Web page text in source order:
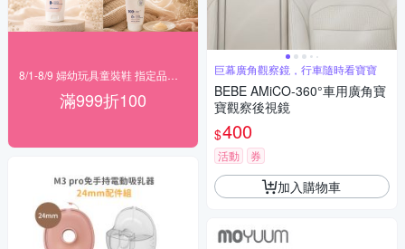
滿999折100
巨幕廣角觀察鏡，行車隨時看寶寶
BEBE AMiCO-360°車用廣角寶
寶觀察後視鏡
$400
活動 券
加入購物車